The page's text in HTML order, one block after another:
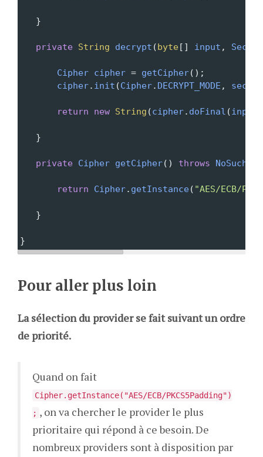
}
private String decrypt (byte[] input ,
Cipher cipher = getCipher();
cipher. init (Cipher. DECRYPT_MODE ,
return new String (cipher. doFinal (input
}
private Cipher getCipher() throws
return Cipher. getInstance( "AES/ECB/
}
}
Pour aller plus loin
La sélection du provider se fait suivant un ordre
de priorité.
Quand on fait
Cipher.getInstance("AES/ECB/PKCS5Padding")
; , on va chercher le provider le plus
prioritaire qui répond à ce besoin. De
nombreux providers sont à disposition par